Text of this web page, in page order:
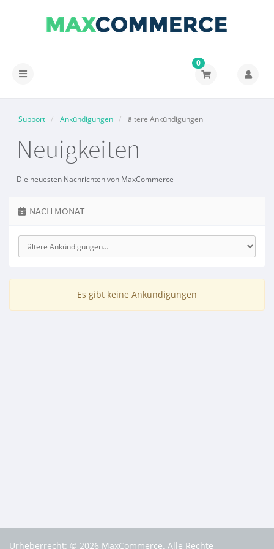
Navigation
0
Support Ankündigungen ältere Ankündigungen
Neuigkeiten
Die neuesten Nachrichten von MaxCommerce
NACH MONAT
Es gibt keine Ankündigungen
Urheberrecht: © 2026 MaxCommerce. Alle Rechte